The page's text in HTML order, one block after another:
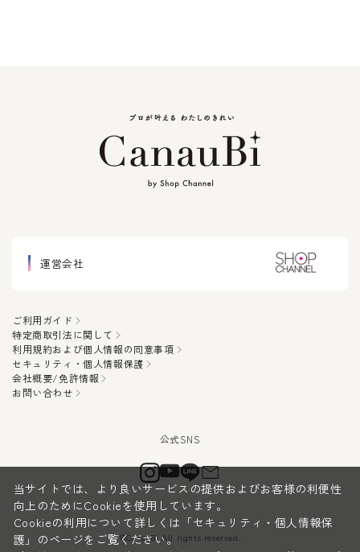
運営会社
ご利用ガイド
特定商取引法に関して
利用規約および個人情報の同意事項
セキュリティ・個人情報保護
会社概要/免許情報
お問い合わせ
©CanauBi All rights reserved.
当サイトでは、より良いサービスの提供およびお客様の利便性
向上のためにCookieを使用しています。
Cookieの利用について詳しくは 「セキュリティ・個人情報保
護」 のページをご覧ください。